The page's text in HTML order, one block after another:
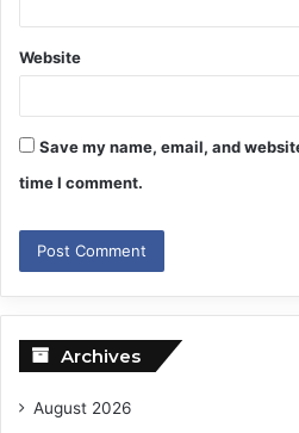
Website
Save my name, email, and
time I comment.
Archives
August 2026